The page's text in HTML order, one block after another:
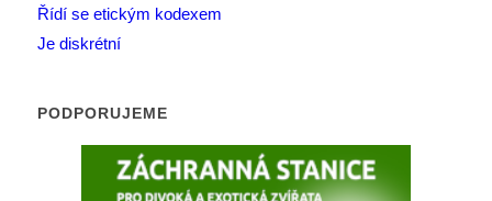
Řídí se etickým kodexem
Je diskrétní
PODPORUJEME